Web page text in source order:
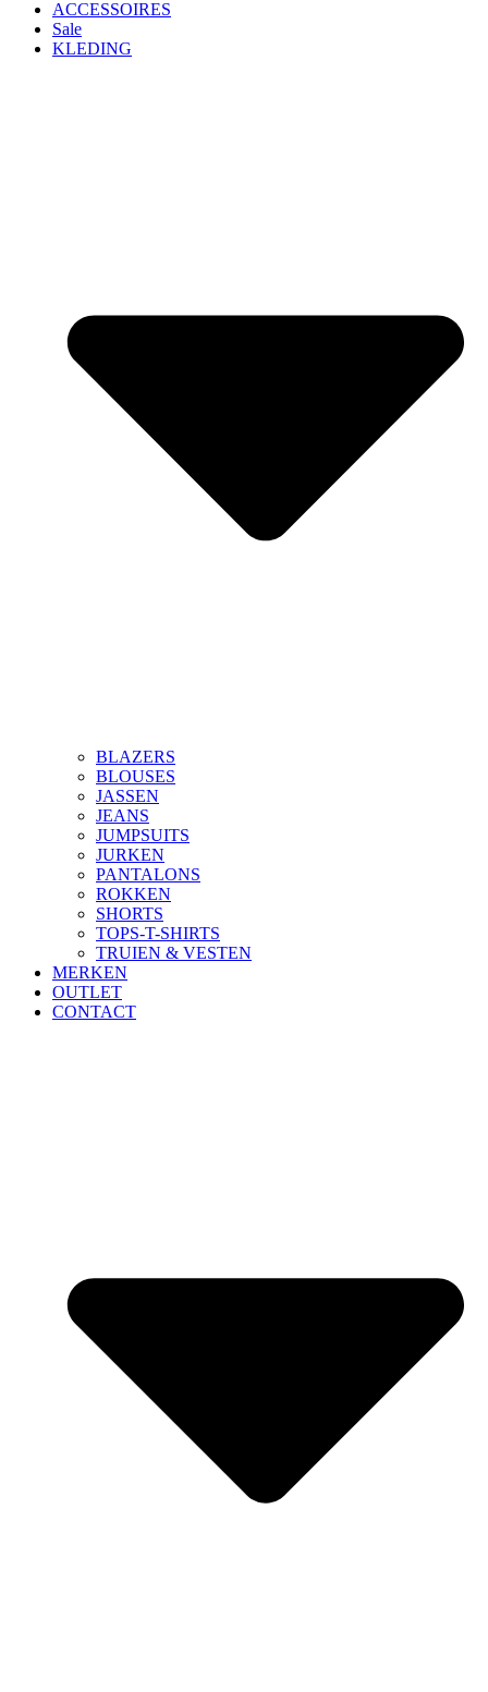
ACCESSOIRES
Sale
KLEDING
BLAZERS
BLOUSES
JASSEN
JEANS
JUMPSUITS
JURKEN
PANTALONS
ROKKEN
SHORTS
TOPS-T-SHIRTS
TRUIEN & VESTEN
MERKEN
OUTLET
CONTACT